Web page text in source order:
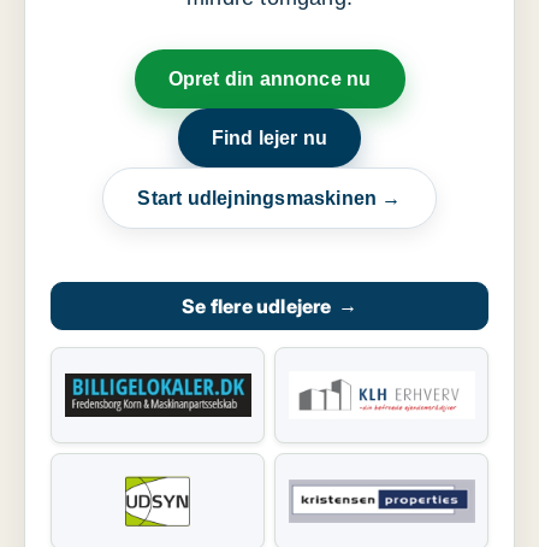
Opret din annonce nu
Find lejer nu
Start udlejningsmaskinen →
Se flere udlejere →